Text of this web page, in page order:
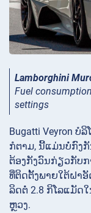
Lamborghini
Fuel
settings
Bugatti Veyron ບໍ
ກໍຕາມ, ນີ້ແມ່ນບໍ່ກົງ
ຕ້ອງກັງວົນກ່ຽວກັບກ
ທີ່ຕິດຕັ້ງພາຍໃຕ້ຝາອັ
ລິດຕໍ່ 2.8 ກິໂລແມັດ
ຫຼວງ.